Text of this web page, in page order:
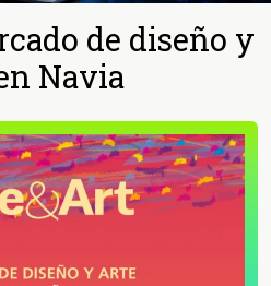
de diseño y
Navia